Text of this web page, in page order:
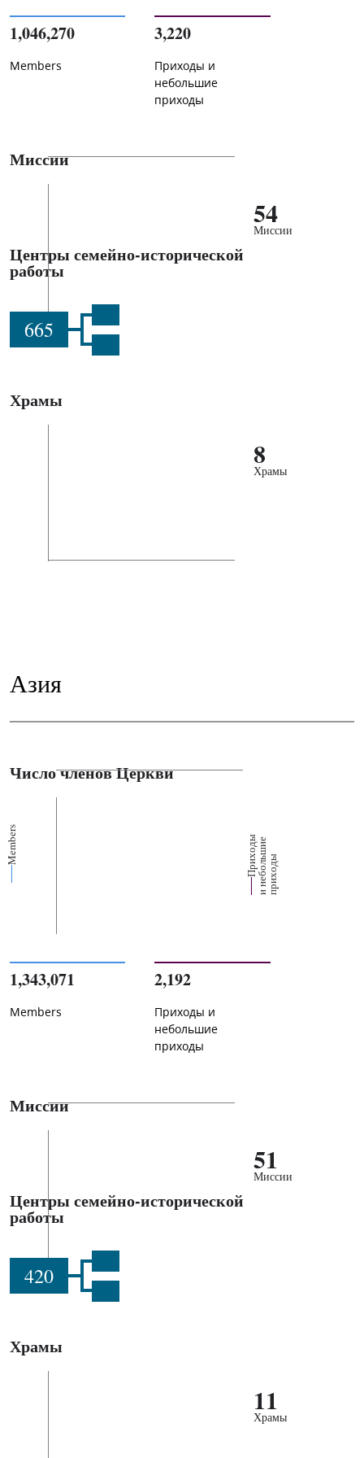
1,046,270
Members
3,220
Приходы и
небольшие
приходы
Миссии
54
Миссии
Центры семейно-исторической
работы
665
Храмы
8
Храмы
Азия
Число членов Церкви
Members П
р
их
о
д
ы
и
н
е
б
о
ль
ш
ие
п
р
и
х
о
ды
1,343,071
Members
2,192
Приходы и
небольшие
приходы
Миссии
51
Миссии
Центры семейно-исторической
работы
420
Храмы
11
Храмы